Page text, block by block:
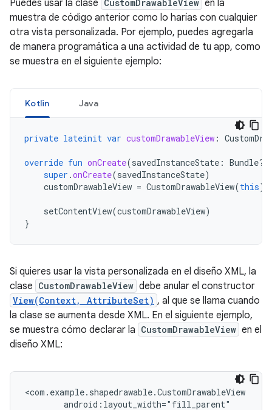
Puedes usar la clase CustomDrawableView en la
muestra de código anterior como lo harías con cualquier
otra vista personalizada. Por ejemplo, puedes agregarla
de manera programática a una actividad de tu app, como
se muestra en el siguiente ejemplo:
Kotlin Java
private lateinit var customDrawableView :
override fun onCreate(savedInstanceState : Bundle?)
super .onCreate(savedInstanceState)
customDrawableView = CustomDrawableView(this)
setContentView(customDrawableView)
}
Si quieres usar la vista personalizada en el diseño XML, la
clase CustomDrawableView debe anular el constructor
View(Context, AttributeSet) , al que se llama cuando
la clase se aumenta desde XML. En el siguiente ejemplo,
se muestra cómo declarar la CustomDrawableView en el
diseño XML: